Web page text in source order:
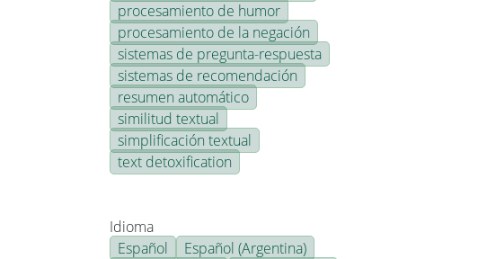
procesamiento de humor
procesamiento de la negación
sistemas de pregunta-respuesta
sistemas de recomendación
resumen automático
similitud textual
simplificación textual
text detoxification
Idioma
Español
Español (Argentina)